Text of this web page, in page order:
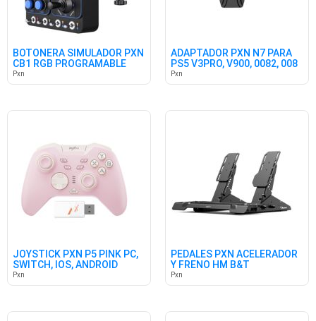
BOTONERA SIMULADOR PXN
CB1 RGB PROGRAMABLE
Pxn
ADAPTADOR PXN N7 PARA
PS5 V3PRO, V900, 0082, 008
Pxn
JOYSTICK PXN P5 PINK PC,
SWITCH, IOS, ANDROID
Pxn
PEDALES PXN ACELERADOR
Y FRENO HM B&T
Pxn